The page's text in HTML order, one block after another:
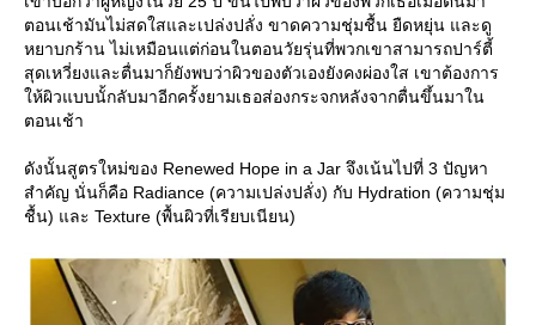
ตอนเช้ามันไม่สดใสและเปล่งปลั่ง ขาดความชุ่มชื้น ยืดหยุ่น และดู
หยาบกร้าน ไม่เหมือนแต่ก่อนในตอนวัยรุ่นที่พวกเขาสามารถปาร์ตี้
สุดเหวี่ยงและตื่นมาก็ยังพบว่าผิวของตัวเองยังคงผ่องใส เขาต้องการ
ห้ผิวแบบนั้กลับมาอีกครั้งยามเธอส่องกระจกหลังจากตื่นขึ้นมาใน
ตอนเช้า
ดังนั้นสูตรใหม่ของ Renewed Hope in a Jar จึงเน้นไปที่ 3 ปัญหา
สำคัญ นั่นก็คือ Radiance (ความเปล่งปลั่ง) กับ Hydration (ความชุ่ม
ชื้น) และ Texture (พื้นผิวที่เรียบเนียน)